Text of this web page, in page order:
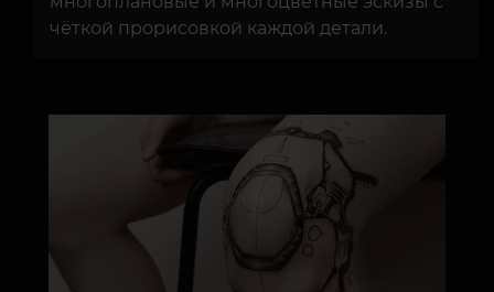
чёткой прорисовкой каждой детали.